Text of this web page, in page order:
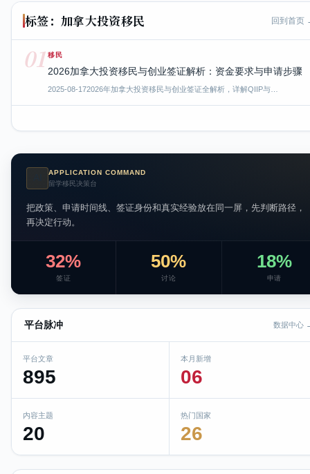
标签：加拿大投资移民 回到首页
01 移民
2026加拿大投资移民与创业签证解析：资金要求与申请步骤
2025-08-172026年加拿大投资移民与创业签证全解析，详解QIIP与…
APPLICATION COMMAND
留学移民决策台
把政策、申请时间线、签证身份和真实经验放在同一屏，先判断路径，
再决定行动。
32%
签证
50%
讨论
18%
申请
平台脉冲 数据中心
平台文章
895
本月新增
06
内容主题
20
热门国家
26